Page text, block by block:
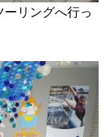
リングへ行っ